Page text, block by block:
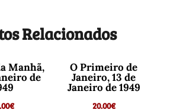
Relacionados
Manhã,
de
€
O Primeiro de
Janeiro, 13 de
Janeiro de 1949
20.00€